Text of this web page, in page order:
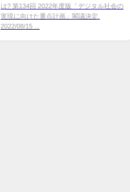
は? 第134回 2022年度版「デジタル社会の
実現に向けた重点計画」閣議決定.
2022/08/15 ...